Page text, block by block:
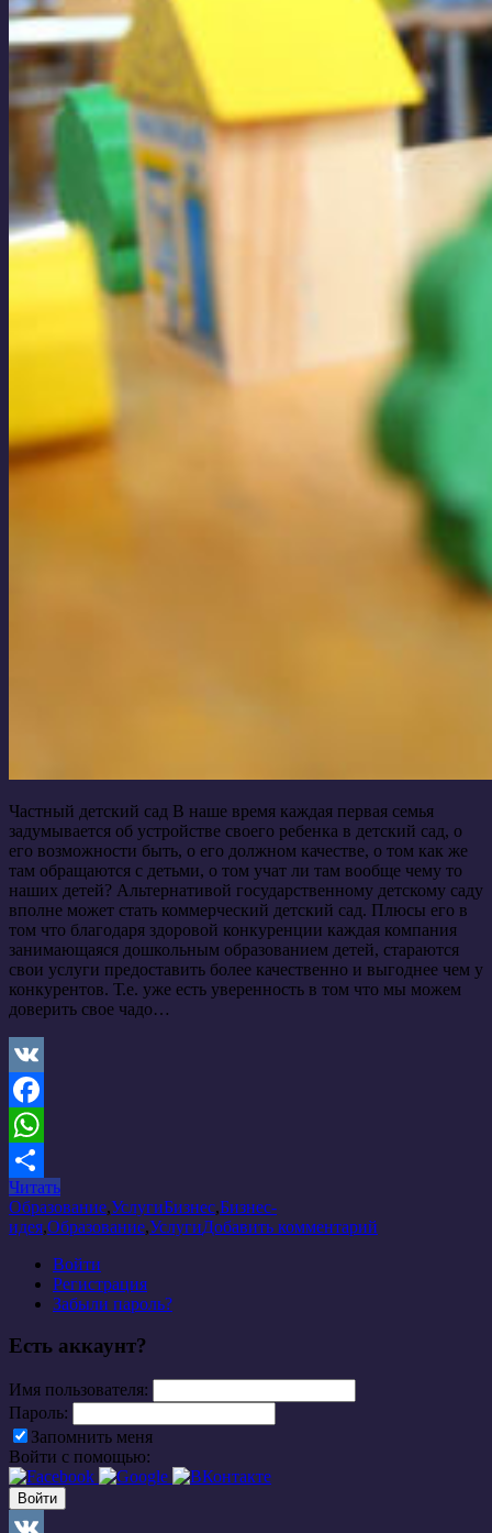
Частный детский сад В наше время каждая первая семья
задумывается об устройстве своего ребенка в детский сад, о
его возможности быть, о его должном качестве, о том как же
там обращаются с детьми, о том учат ли там вообще чему то
наших детей? Альтернативой государственному детскому саду
вполне может стать коммерческий детский сад. Плюсы его в
том что благодаря здоровой конкуренции каждая компания
занимающаяся дошкольным образованием детей, стараются
свои услуги предоставить более качественно и выгоднее чем у
конкурентов. Т.е. уже есть уверенность в том что мы можем
доверить свое чадо…
VK
Facebook
WhatsApp
Отправить
Читать
Образование,УслугиБизнес,Бизнес-
идея,Образование,УслугиДобавить комментарий
Войти
Регистрация
Забыли пароль?
Есть аккаунт?
Имя пользователя:
Пароль:
Запомнить меня
Войти с помощью: